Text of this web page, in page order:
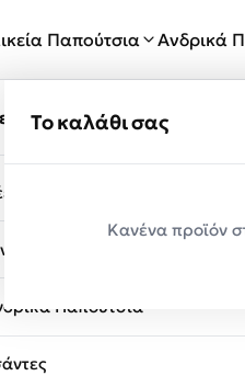
Παπούτσια Ανδρικά
Παραλαβές
Παπούτσια
Παπούτσια
Το καλάθι σας
Κανένα προϊόν